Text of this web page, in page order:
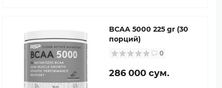
BCAA 5000 225 gr (30
порций)
0
286 000 сум.